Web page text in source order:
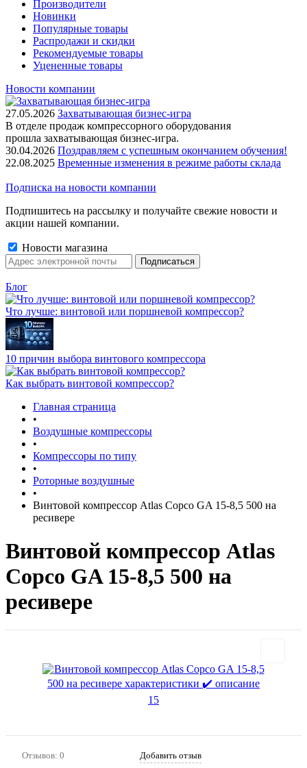
Производители
Новинки
Популярные товары
Распродажи и скидки
Рекомендуемые товары
Уцененные товары
Новости компании
27.05.2026 Захватывающая бизнес-игра
В отделе продаж компрессорного оборудования
прошла захватывающая бизнес-игра.
30.04.2026 Поздравляем с успешным окончанием обучения!
22.08.2025 Временные изменения в режиме работы склада
Подписка на новости компании
Подпишитесь на рассылку и получайте свежие новости и
акции нашей компании.
Новости магазина
Блог
Что лучше: винтовой или поршневой компрессор?
10 причин выбора винтового компрессора
Как выбрать винтовой компрессор?
Главная страница
•
Воздушные компрессоры
•
Компрессоры по типу
•
Роторные воздушные
•
Винтовой компрессор Atlas Copco GA 15-8,5 500 на
ресивере
Винтовой компрессор Atlas
Copco GA 15-8,5 500 на
ресивере
Отзывов: 0 Добавить отзыв